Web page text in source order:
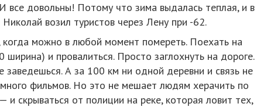
все довольны! Потому что зима выдалась теплая, и в
возил туристов через Лену при -62.
можно в любой момент помереть. Поехать на
и провалиться. Просто заглохнуть на дороге.
заведешься. А за 100 км ни одной деревни и связь не
фильмов. Но это не мешает людям херачить по
скрываться от полиции на реке, которая ловит тех,